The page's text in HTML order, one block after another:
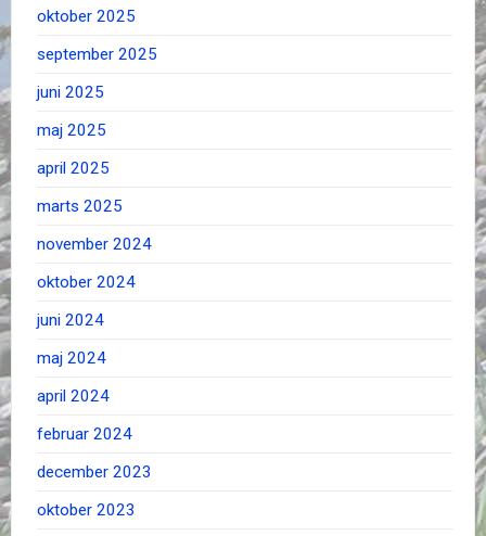
oktober 2025
september 2025
juni 2025
maj 2025
april 2025
marts 2025
november 2024
oktober 2024
juni 2024
maj 2024
april 2024
februar 2024
december 2023
oktober 2023